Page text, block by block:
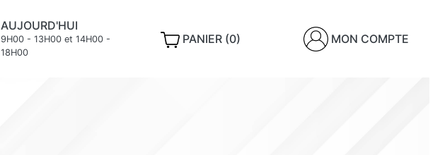
AUJOURD'HUI
9H00 - 13H00 et 14H00 -
18H00
PANIER (0) MON COMPTE